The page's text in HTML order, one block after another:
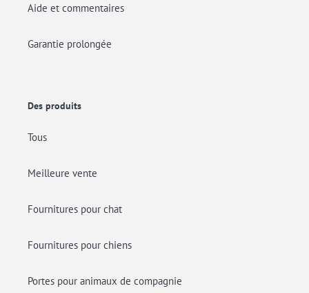
Aide et commentaires
Garantie prolongée
Des produits
Tous
Meilleure vente
Fournitures pour chat
Fournitures pour chiens
Portes pour animaux de compagnie